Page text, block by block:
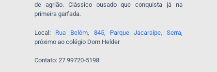
de agrião. Clássico ousado que conquista já na
primeira garfada.
Local: Rua Belém, 845, Parque Jacaraípe, Serra
próximo ao colégio Dom Helder
Contato: 27 99720-5198